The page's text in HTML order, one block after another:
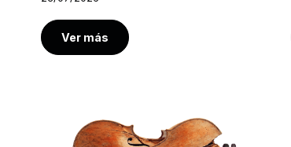
Ver más